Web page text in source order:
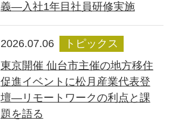
義―入社1年目社員研修実施
2026.07.06
トピックス
東京開催 仙台市主催の地方移住
促進イベントに松月産業代表登
壇―リモートワークの利点と課
題を語る